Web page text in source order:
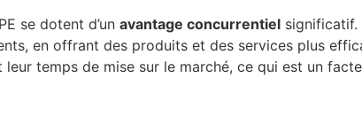
se dotent d’un avantage concurrentiel significatif.
en offrant des produits et des services plus
temps de mise sur le marché, ce qui est un